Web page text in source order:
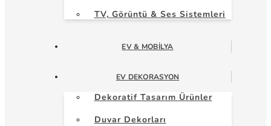
TV, Görüntü & Ses Sistemleri
EV & MOBILYA
EV DEKORASYON
Dekoratif Tasarım Ürünler
Duvar Dekorları